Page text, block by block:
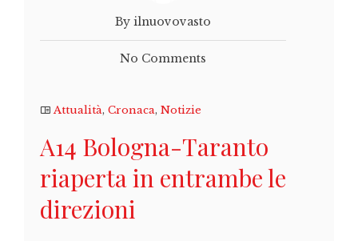
By ilnuovovasto
No Comments
Attualità, Cronaca, Notizie
A14 Bologna-Taranto
riaperta in entrambe le
direzioni